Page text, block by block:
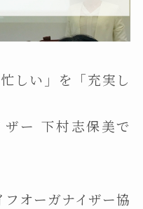
しい」を「充実し
ー 下村志保美で
オーガナイザー協